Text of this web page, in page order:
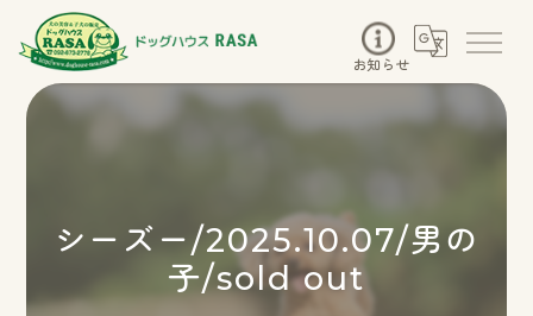
お知らせ
シーズー/2025.10.07/男の
子/sold out